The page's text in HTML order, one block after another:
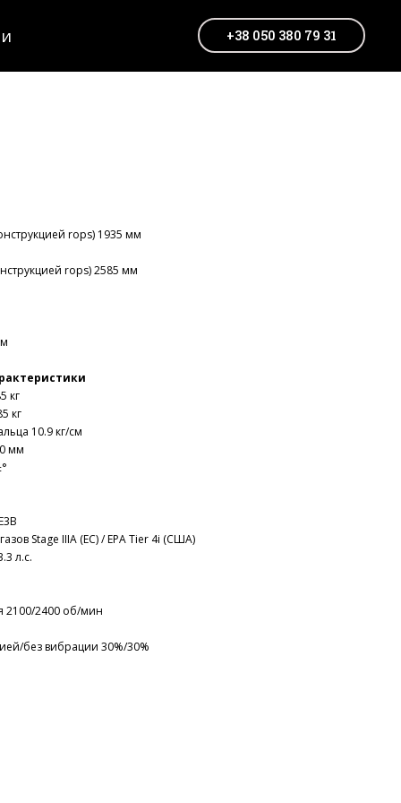
+38 050 380 79 31
rops) 1935 мм
rops) 2585 мм
кг
кг
10.9 кг/см
мм
Stage IIIA (ЕС) / EPA Tier 4i (США)
л.с.
2100/2400 об/мин
без вибрации 30%/30%